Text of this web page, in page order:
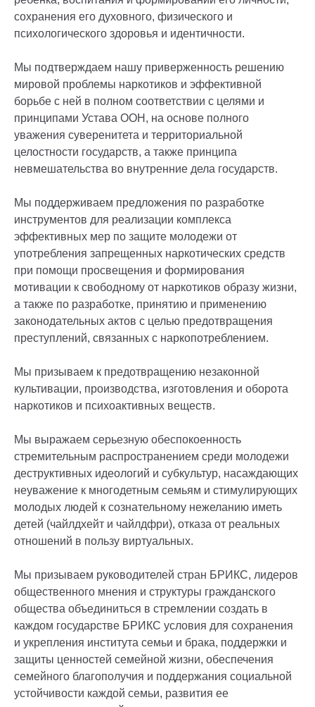
сохранения его духовного, физического и
психологического здоровья и идентичности.
Мы подтверждаем нашу приверженность решению
мировой проблемы наркотиков и эффективной
борьбе с ней в полном соответствии с целями и
принципами Устава ООН, на основе полного
уважения суверенитета и территориальной
целостности государств, а также принципа
невмешательства во внутренние дела государств.
Мы поддерживаем предложения по разработке
инструментов для реализации комплекса
эффективных мер по защите молодежи от
употребления запрещенных наркотических средств
при помощи просвещения и формирования
мотивации к свободному от наркотиков образу жизни,
а также по разработке, принятию и применению
законодательных актов с целью предотвращения
преступлений, связанных с наркопотреблением.
Мы призываем к предотвращению незаконной
культивации, производства, изготовления и оборота
наркотиков и психоактивных веществ.
Мы выражаем серьезную обеспокоенность
стремительным распространением среди молодежи
деструктивных идеологий и субкультур, насаждающих
неуважение к многодетным семьям и стимулирующих
молодых людей к сознательному нежеланию иметь
детей (чайлдхейт и чайлдфри), отказа от реальных
отношений в пользу виртуальных.
Мы призываем руководителей стран БРИКС, лидеров
общественного мнения и структуры гражданского
общества объединиться в стремлении создать в
каждом государстве БРИКС условия для сохранения
и укрепления института семьи и брака, поддержки и
защиты ценностей семейной жизни, обеспечения
семейного благополучия и поддержания социальной
устойчивости каждой семьи, развития ее